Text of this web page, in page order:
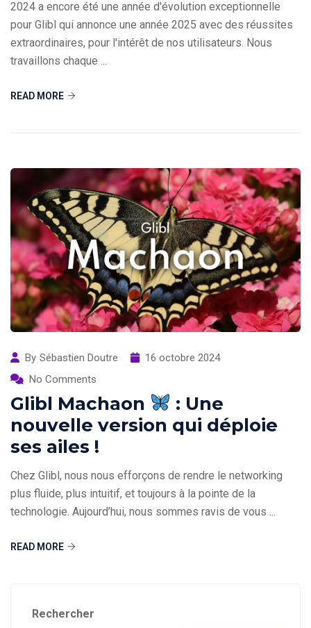
2024 a encore été une année d'évolution exceptionnelle
pour Glibl qui annonce une année 2025 avec des réussites
extraordinaires, pour l'intérêt de nos utilisateurs. Nous
travaillons chaque ...
READ MORE
By Sébastien Doutre
16 octobre 2024
No Comments
Glibl Machaon
: Une
nouvelle version qui déploie
ses ailes !
Chez Glibl, nous nous efforçons de rendre le networking
plus fluide, plus intuitif, et toujours à la pointe de la
technologie. Aujourd’hui, nous sommes ravis de vous ...
READ MORE
Rechercher